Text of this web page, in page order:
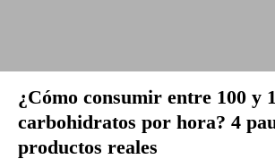
¿Cómo consumir entre 100 y
carbohidratos por hora? 4
productos reales